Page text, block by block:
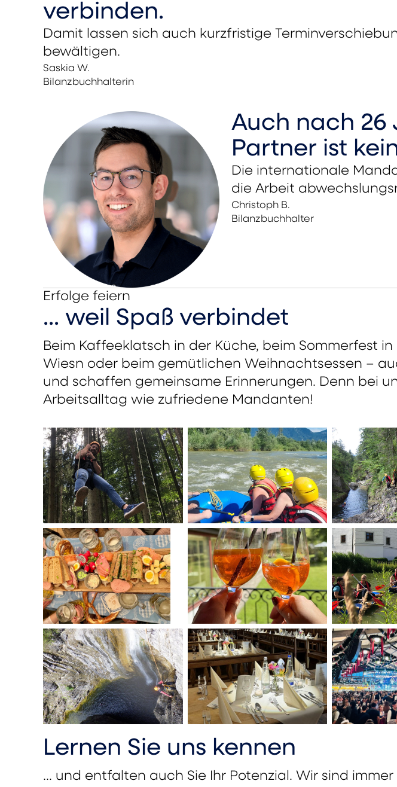
verbinden.
Damit lassen sich auch kurzfristige
bewältigen.
Saskia W.
Bilanzbuchhalterin
Auch nach 26
Partner ist
Die internationale
die Arbeit
Christoph B.
Bilanzbuchhalter
Erfolge feiern
... weil Spaß verbindet
Beim Kaffeeklatsch in der Küche, beim Sommerfest
Wiesn oder beim gemütlichen Weihnachtsessen –
und schaffen gemeinsame Erinnerungen. Denn bei
Arbeitsalltag wie zufriedene Mandanten!
Lernen Sie uns kennen
... und entfalten auch Sie Ihr Potenzial. Wir sind